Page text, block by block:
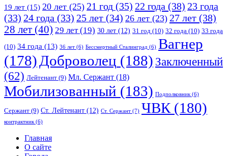
19 лет (15) 20 лет (25) 21 год (35) 22 года (38) 23 года
(33) 24 года (33) 25 лет (34) 26 лет (23) 27 лет (38)
28 лет (40) 29 лет(19) 30 лет (12) 31 год (10) 32 года (10) 33 года
(10) 34 года (13) 36 лет (6) Бессмертный Сталинград (6) Вагнер
(178) Доброволец (188) Заключенный
(62) Лейтенант (9) Мл. Сержант (18)
Мобилизованный (183) Подполковник (6)
Сержант (9) Ст. Лейтенант (12) Ст. Сержант (7) ЧВК (180)
контрактник (6)
Исследовать
Главная
О сайте